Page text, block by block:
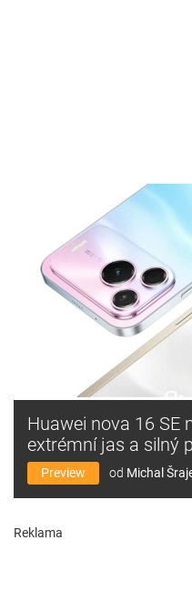
Huawei nova 16 SE
extrémní jas a silný
Preview od Michal
Reklama